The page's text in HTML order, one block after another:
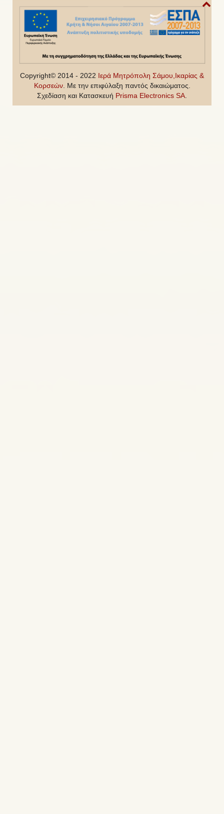
Copyright© 2014 - 2022 Ιερά Μητρόπολη Σάμου,Ικαρίας &
Κορσεών. Με την επιφύλαξη παντός δικαιώματος.
Σχεδίαση και Κατασκευή Prisma Electronics SA.